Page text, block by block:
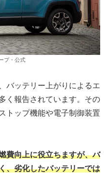
プ・公式
バッテリー上がりによるエ
く報告されています。その
トップ機能や電子制御装置
費向上に役立ちますが、バ
、劣化したバッテリーでは